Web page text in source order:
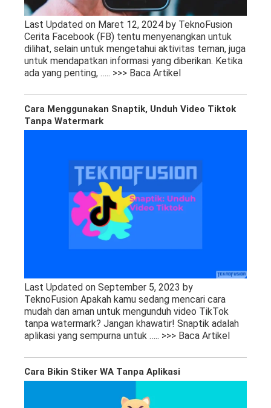
Last Updated on Maret 12, 2024 by TeknoFusion
Cerita Facebook (FB) tentu menyenangkan untuk
dilihat, selain untuk mengetahui aktivitas teman, juga
untuk mendapatkan informasi yang diberikan. Ketika
ada yang penting, ….. >>> Baca Artikel
Cara Menggunakan Snaptik, Unduh Video Tiktok
Tanpa Watermark
Last Updated on September 5, 2023 by
TeknoFusion Apakah kamu sedang mencari cara
mudah dan aman untuk mengunduh video TikTok
tanpa watermark? Jangan khawatir! Snaptik adalah
aplikasi yang sempurna untuk ….. >>> Baca Artikel
Cara Bikin Stiker WA Tanpa Aplikasi